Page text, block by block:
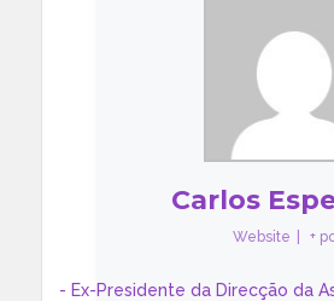
Carlos
Website +
- Ex-Presidente da Direcção da